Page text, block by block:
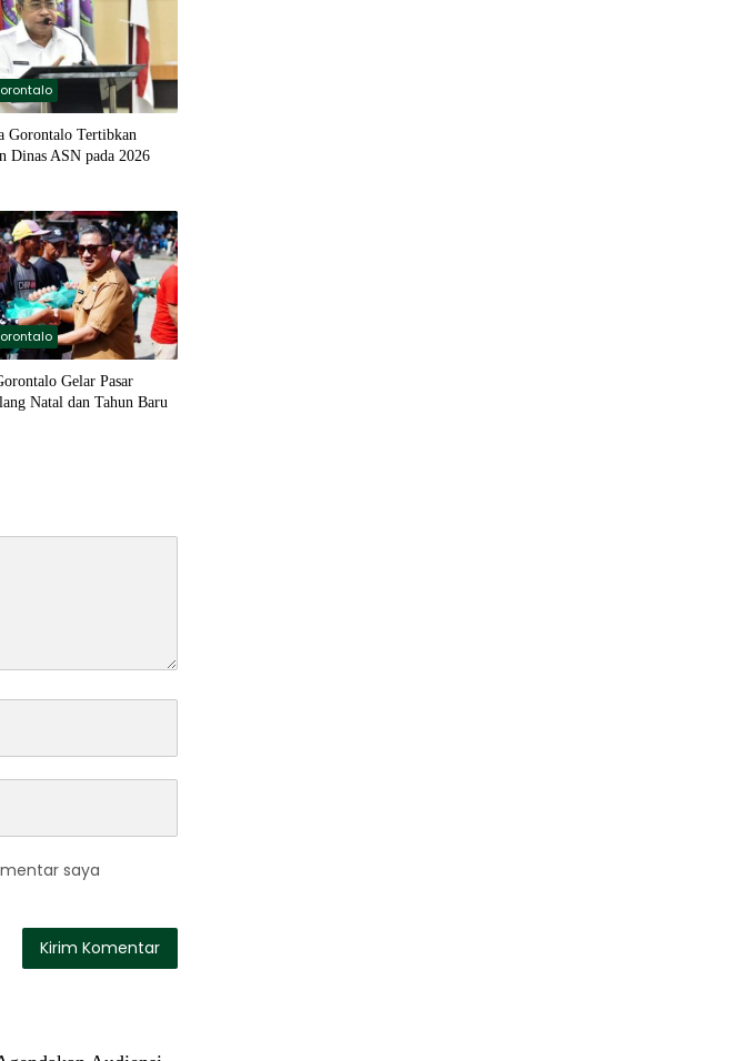
Gorontalo Tertibkan
Dinas ASN pada 2026
Gelar Pasar
Natal dan Tahun Baru
saya